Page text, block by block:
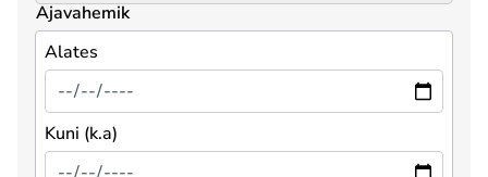
Ajavahemik
Alates
Kuni (k.a)